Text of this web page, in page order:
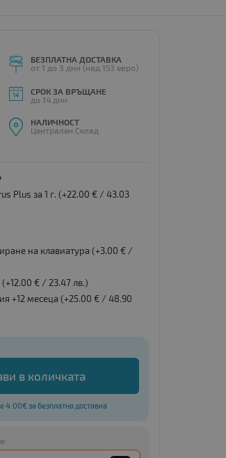
БЕЗПЛАТНА ДОСТАВКА
от 1 до 3 дни (над 153 евро)
СРОК ЗА ВРЪЩАНЕ
до 14 дни
НАЛИЧНОСТ
Централен Склад
Plus за 1 г. (+22.00 € / 43.03
на клавиатура (+3.00 € /
(+12.00 € /23.47 лв.)
+12 месеца (+25.00 € / 48.90
в количката
4.00€ за безплатна доставка